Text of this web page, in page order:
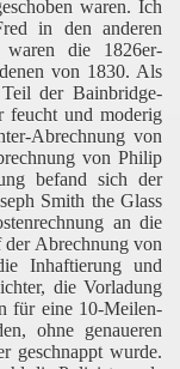
waren. Ich
in den anderen
die 1826er-
von 1830. Als
der Bainbridge-
feucht und moderig
Abrechnung von
von Philip
befand sich der
Smith the Glass
an die
Abrechnung von
Inhaftierung und
die Vorladung
für eine 10-Meilen-
ohne genaueren
geschnappt wurde.